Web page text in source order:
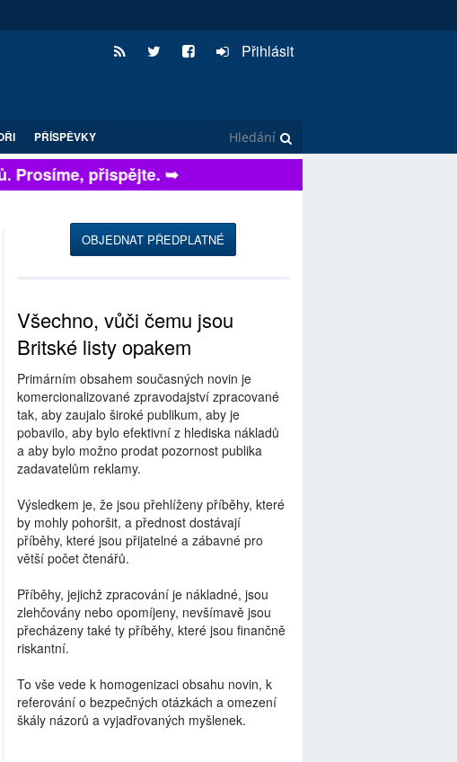
Přihlásit
PŘÍSPĚVKY
přispějte. ➥
OBJEDNAT PŘEDPLATNÉ
Všechno, vůči čemu jsou
Britské listy opakem
Primárním obsahem současných novin je
komercionalizované zpravodajství zpracované
tak, aby zaujalo široké publikum, aby je
pobavilo, aby bylo efektivní z hlediska nákladů
a aby bylo možno prodat pozornost publika
zadavatelům reklamy.
Výsledkem je, že jsou přehlíženy příběhy, které
by mohly pohoršit, a přednost dostávají
příběhy, které jsou přijatelné a zábavné pro
větší počet čtenářů.
Příběhy, jejichž zpracování je nákladné, jsou
zlehčovány nebo opomíjeny, nevšímavě jsou
přecházeny také ty příběhy, které jsou finančně
riskantní.
To vše vede k homogenizaci obsahu novin, k
referování o bezpečných otázkách a omezení
škály názorů a vyjadřovaných myšlenek.